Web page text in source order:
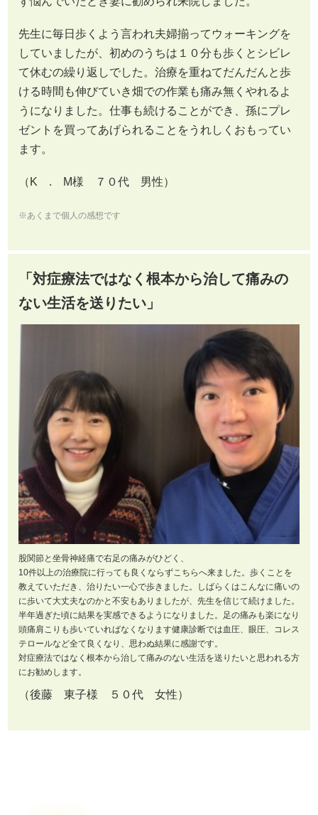
先生に毎日歩くよう言われ夫婦揃ってウォーキングを
していましたが、初めのうちは１０分も歩くとシビレ
て休むの繰り返しでした。治療を重ねてだんだんと歩
ける時間も伸びていき畑での作業も痛み無くやれるよ
うになりました。仕事も続けることができ、孫にプレ
ゼントを買ってあげられることをうれしくおもってい
ます。
（K . M様 ７０代 男性）
※あくまで個人の感想です
「対症療法ではなく根本から治して痛みの
ない生活を送りたい」
股関節と坐骨神経痛で右足の痛みがひどく、
10件以上の治療院に行っても良くならずこちらへ来ました。歩くことを
教えていただき、治りたい一心で歩きました。しばらくはこんなに痛いの
に歩いて大丈夫なのかと不安もありましたが、先生を信じて続けました。
半年過ぎた頃に結果を実感できるようになりました。足の痛みも楽になり
頭痛肩こりも歩いていればなくなります健康診断では血圧、眼圧、コレス
テロールなど全て良くなり、思わぬ結果に感謝です。
対症療法ではなく根本から治して痛みのない生活を送りたいと思われる方
にお勧めします。
（後藤 東子様 ５０代 女性）